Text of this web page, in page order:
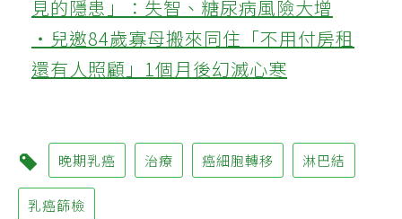
見的隱患」：失智、糖尿病風險大增
‧兒邀84歲寡母搬來同住「不用付房租
還有人照顧」1個月後幻滅心寒
晚期乳癌 治療 癌細胞轉移 淋巴結
乳癌篩檢